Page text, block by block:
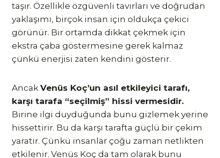
taşır. Özellikle özgüvenli tavırları ve doğrudan
yaklaşımı, birçok insan için oldukça çekici
görünür. Bir ortamda dikkat çekmek için
ekstra çaba göstermesine gerek kalmaz
çünkü enerjisi zaten kendini gösterir.
Ancak Venüs Koç’un asıl etkileyici tarafı,
karşı tarafa “seçilmiş” hissi vermesidir.
Birine ilgi duyduğunda bunu gizlemek yerine
hissettirir. Bu da karşı tarafta güçlü bir çekim
yaratır. Çünkü insanlar çoğu zaman netlikten
etkilenir. Venüs Koç da tam olarak bunu